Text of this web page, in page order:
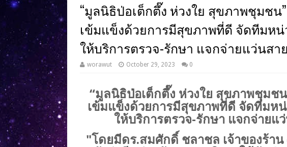
“มูลนิธิป่อเต็กตึ๊ง ห่วงใย สุขภาพชุมชน
เข้มแข็งด้วยการมีสุขภาพที่ดี จัดทีมห
ให้บริการตรวจ-รักษา แจกจ่ายแว่นสา
worawut October 29, 2023 0
“มูลนิธิป่อเต็กตึ๊ง ห่วงใย สุขภาพชุมช
เข้มแข็งด้วยการมีสุขภาพที่ดี จัดทีมห
ให้บริการตรวจ-รักษา แจกจ่ายแ
"โดยมีดร.สมศักดิ์ ชลาชล เจ้าของร้า